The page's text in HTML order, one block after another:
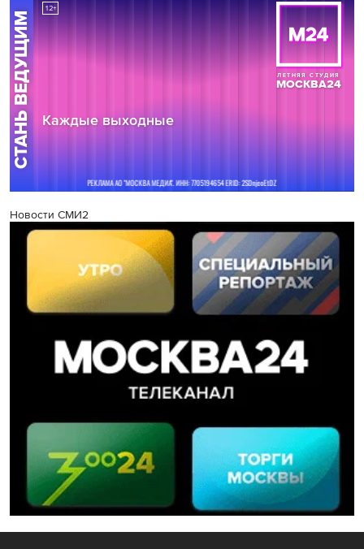
Новости СМИ2